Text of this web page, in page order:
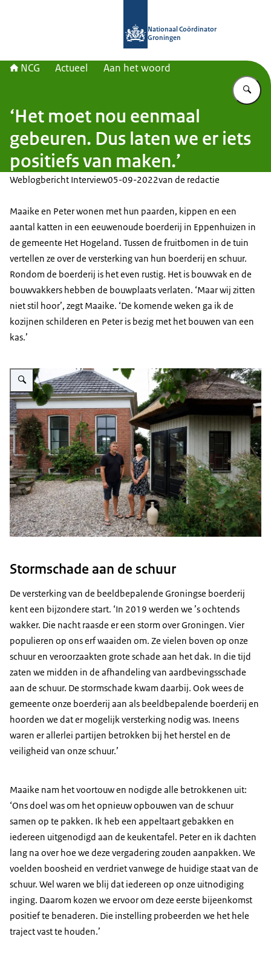
Nationaal Coördinator
Groningen
NCG Actueel Aan het woord
‘Het moet nou eenmaal
gebeuren. Dus laten we er iets
positiefs van maken.’
Weblogbericht Interview05-09-2022van de redactie
Maaike en Peter wonen met hun paarden, kippen en een
aantal katten in een eeuwenoude boerderij in Eppenhuizen in
de gemeente Het Hogeland. Tussen de fruitbomen in de tuin
vertellen ze over de versterking van hun boerderij en schuur.
Rondom de boerderij is het even rustig. Het is bouwvak en de
bouwvakkers hebben de bouwplaats verlaten. ‘Maar wij zitten
niet stil hoor’, zegt Maaike. ‘De komende weken ga ik de
kozijnen schilderen en Peter is bezig met het bouwen van een
kas.’
Vergroot afbeelding Maaike en Peter bij hun woning
Stormschade aan de schuur
De versterking van de beeldbepalende Groningse boerderij
kent een bijzondere start. ‘In 2019 werden we ’s ochtends
wakker. Die nacht raasde er een storm over Groningen. Vier
populieren op ons erf waaiden om. Ze vielen boven op onze
schuur en veroorzaakten grote schade aan het dak. In die tijd
zaten we midden in de afhandeling van aardbevingsschade
aan de schuur. De stormschade kwam daarbij. Ook wees de
gemeente onze boerderij aan als beeldbepalende boerderij en
hoorden we dat er mogelijk versterking nodig was. Ineens
waren er allerlei partijen betrokken bij het herstel en de
veiligheid van onze schuur.’
Maaike nam het voortouw en nodigde alle betrokkenen uit:
‘Ons doel was om het opnieuw opbouwen van de schuur
samen op te pakken. Ik heb een appeltaart gebakken en
iedereen uitgenodigd aan de keukentafel. Peter en ik dachten
lang na over hoe we deze vergadering zouden aanpakken. We
voelden boosheid en verdriet vanwege de huidige staat van de
schuur. Wel waren we blij dat iedereen op onze uitnodiging
inging. Daarom kozen we ervoor om deze eerste bijeenkomst
positief te benaderen. Die instelling probeerden we het hele
traject vast te houden.’